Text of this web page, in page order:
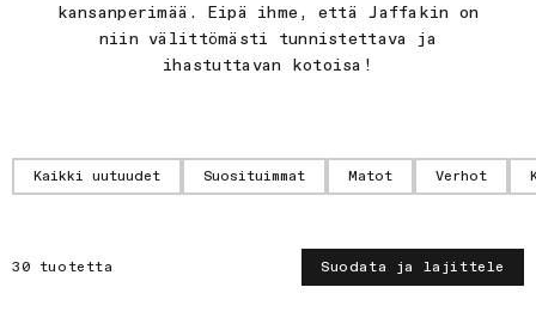
kansanperimää. Eipä ihme, että Jaffakin on
niin välittömästi tunnistettava ja
ihastuttavan kotoisa!
Kaikki uutuudet Suosituimmat Matot Verhot
30 tuotetta Suodata ja lajittele